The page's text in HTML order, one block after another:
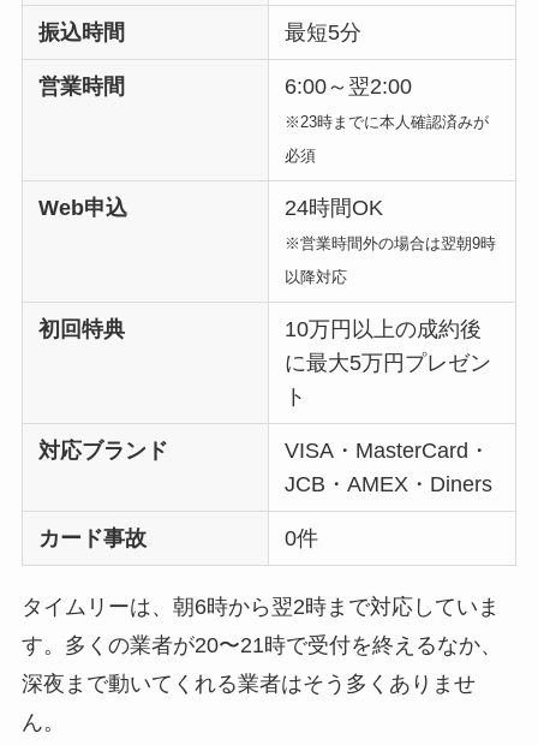
振込時間 最短5分
営業時間 6:00～翌2:00
※23時までに本人確認済みが
必須
Web申込 24時間OK
※営業時間外の場合は翌朝9時
以降対応
初回特典
10万円以上の成約後
に最大5万円プレゼン
ト
対応ブランド
VISA・MasterCard・
JCB・AMEX・Diners
カード事故 0件
タイムリーは、朝6時から翌2時まで対応していま
す。多くの業者が20〜21時で受付を終えるなか、
深夜まで動いてくれる業者はそう多くありませ
ん。